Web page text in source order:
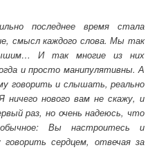
последнее время стала
смысл каждого слова. Мы так
И так многие из них
и просто манипулятивны. А
говорить и слышать, реально
ничего нового вам не скажу, и
раз, но очень надеюсь, что
Вы настроитесь и
сердцем, отвечая за